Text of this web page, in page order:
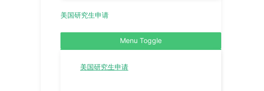
美国研究生申请
Menu Toggle
美国研究生申请